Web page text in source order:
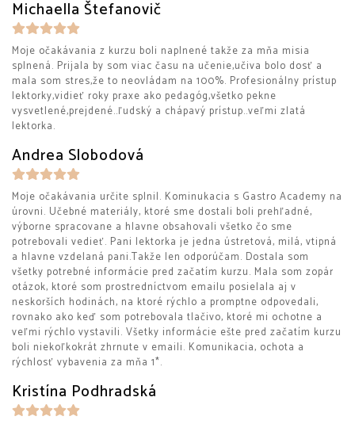
Michaella Štefanovič
Moje očakávania z kurzu boli naplnené takže za mňa misia
splnená. Prijala by som viac času na učenie,učiva bolo dosť a
mala som stres,že to neovládam na 100%. Profesionálny prístup
lektorky,vidieť roky praxe ako pedagóg,všetko pekne
vysvetlené,prejdené..ľudský a chápavý prístup..veľmi zlatá
lektorka.
Andrea Slobodová
Moje očakávania určite splnil. Kominukacia s Gastro Academy na
úrovni. Učebné materiály, ktoré sme dostali boli prehľadné,
výborne spracovane a hlavne obsahovali všetko čo sme
potrebovali vedieť. Pani lektorka je jedna ústretová, milá, vtipná
a hlavne vzdelaná pani.Takže len odporúčam. Dostala som
všetky potrebné informácie pred začatím kurzu. Mala som zopár
otázok, ktoré som prostredníctvom emailu posielala aj v
neskorších hodinách, na ktoré rýchlo a promptne odpovedali,
rovnako ako keď som potrebovala tlačivo, ktoré mi ochotne a
veľmi rýchlo vystavili. Všetky informácie ešte pred začatím kurzu
boli niekoľkokrát zhrnute v emaili. Komunikacia, ochota a
rýchlosť vybavenia za mňa 1*.
Kristína Podhradská